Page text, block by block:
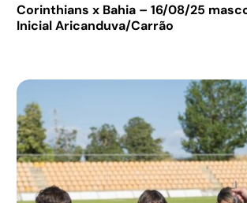
Corinthians x Bahia – 16/08/25
Inicial Aricanduva/Carrão